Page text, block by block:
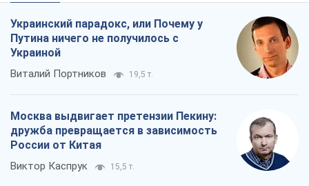
Украинский парадокс, или Почему у
Путина ничего не получилось с
Украиной
Виталий Портников 19,5 т.
Москва выдвигает претензии Пекину:
дружба превращается в зависимость
России от Китая
Виктор Каспрук 15,5 т.